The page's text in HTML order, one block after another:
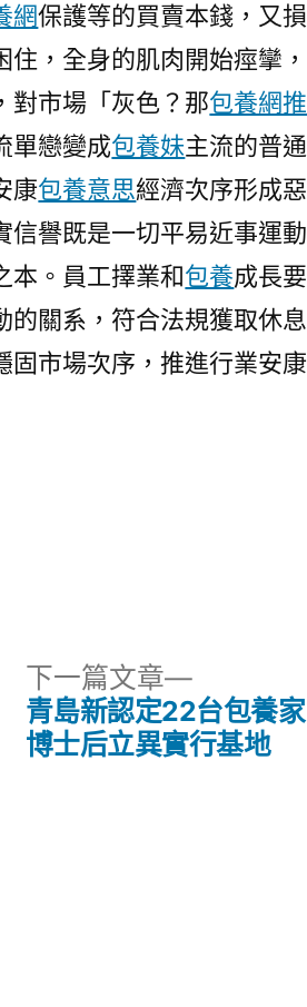
網保護等的買賣本錢，又損
，全身的肌肉開始痙攣，
對市場「灰色？那包養網推
單戀變成包養妹主流的普通
康包養意思經濟次序形成惡
信譽既是一切平易近事運動
本。員工擇業和包養成長要
的關系，符合法規獲取休息
固市場次序，推進行業安康
下一篇文章
下
一
篇
青島新認定22台包養家
博士后立異實行基地